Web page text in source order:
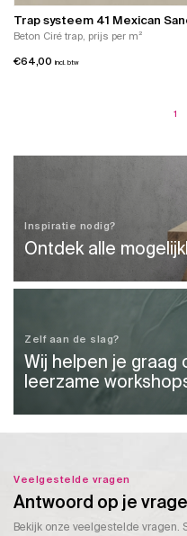
Trap systeem 41 Mexican
Beton Ciré trap, prijs per m²
€64,00 incl. btw
1
Inspiratie nodig?
Ontdek alle
Zelf aan de slag?
Wij helpen je graag
leerzame
Veelgestelde vragen
Antwoord op je
Bekijk onze veelgestelde vragen.